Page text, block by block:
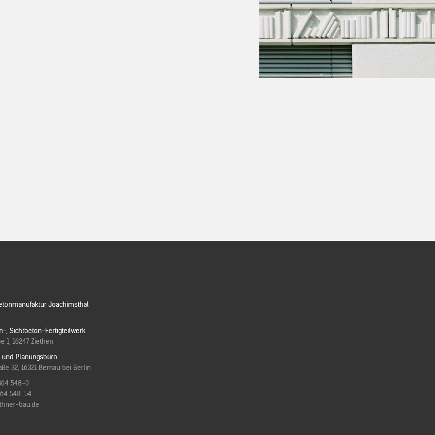
Joachimsthal
, Sichtbeton-Fertigteilwerk
1, 16247 Ziethen
Planungsbüro
32, 16321 Bernau bei Berlin
548-0
548-54
bau.de